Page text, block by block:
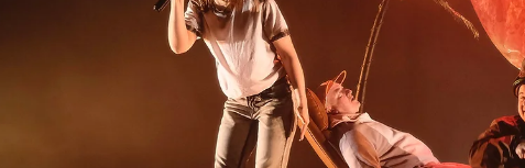
Rire Récompense Festival Coup de
Validé par Romane. Spécial Famille